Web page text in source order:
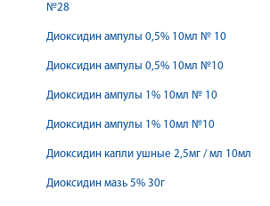
№28
Диоксидин ампулы 0,5% 10мл № 10
Диоксидин ампулы 0,5% 10мл №10
Диоксидин ампулы 1% 10мл № 10
Диоксидин ампулы 1% 10мл №10
Диоксидин капли ушные 2,5мг / мл 10мл
Диоксидин мазь 5% 30г